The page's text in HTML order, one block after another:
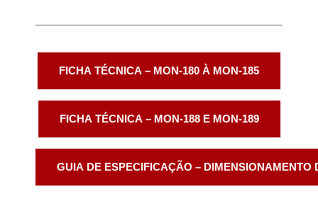
FICHA TÉCNICA – MON-180 À MON-185
FICHA TÉCNICA – MON-188 E MON-189
GUIA DE ESPECIFICAÇÃO – DIMENSIONAMENTO